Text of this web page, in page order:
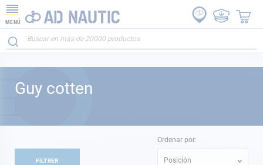
MENÚ
Guy cotten
Ordenar por:
Posición
FILTRER